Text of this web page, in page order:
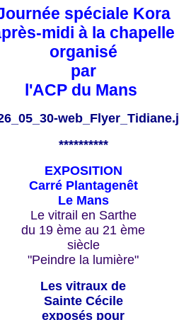
spéciale Kora
midi à la chapelle
organisé
par
l'ACP du Mans
**********
EXPOSITION
Carré Plantagenêt
Le Mans
Le vitrail en Sarthe
du 19 ème au 21 ème
siècle
"Peindre la lumière"
Les vitraux de
Sainte Cécile
exposés pour